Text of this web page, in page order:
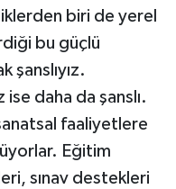
biri de yerel
bu güçlü
şanslıyız.
daha da şanslı.
faaliyetlere
Eğitim
sınav destekleri